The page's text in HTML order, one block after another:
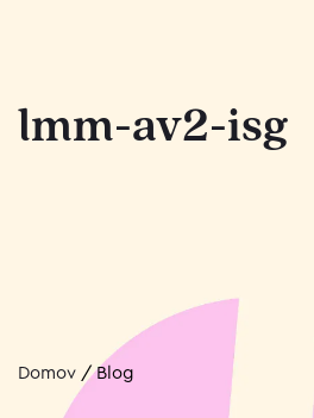
lmm-av2-isg
Domov /Blog